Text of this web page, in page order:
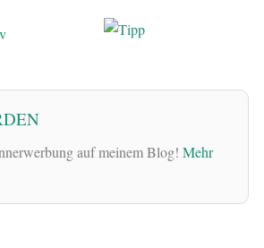
auf meinem Blog! Mehr